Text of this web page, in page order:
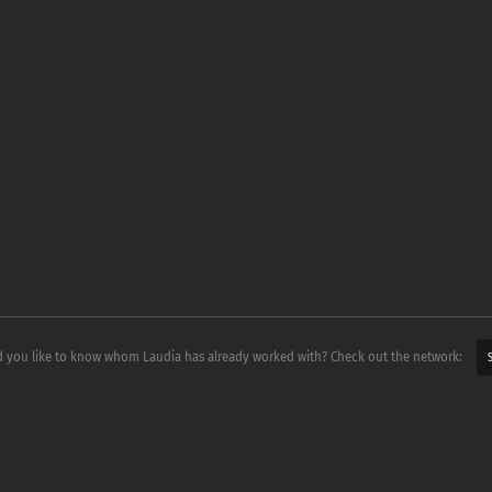
you like to know whom Laudia has already worked with? Check out the network: